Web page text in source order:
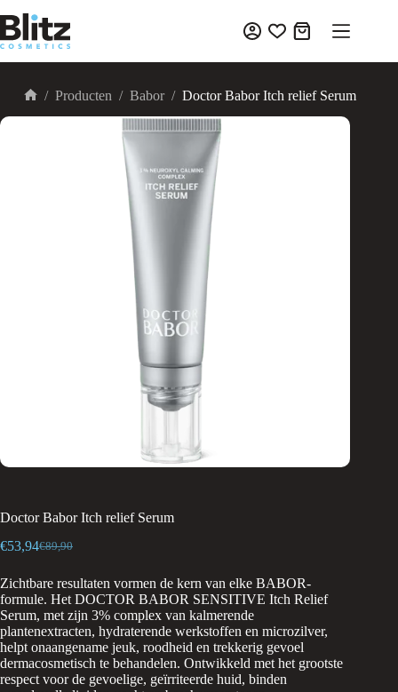
naar
de
Winkelwagen
/ Producten / Babor / Doctor Babor Itch relief Serum
Doctor Babor Itch relief Serum
€89,90
Oorspronkelijke
was:
€89,90.
€53,94Huidige
is:
€53,94.
Zichtbare resultaten vormen de kern van elke BABOR-
formule. Het DOCTOR BABOR SENSITIVE Itch Relief
Serum, met zijn 3% complex van kalmerende
plantenextracten, hydraterende werkstoffen en microzilver,
helpt onaangename jeuk, roodheid en trekkerig gevoel
dermacosmetisch te behandelen. Ontwikkeld met het grootste
respect voor de gevoelige, geïrriteerde huid, binden